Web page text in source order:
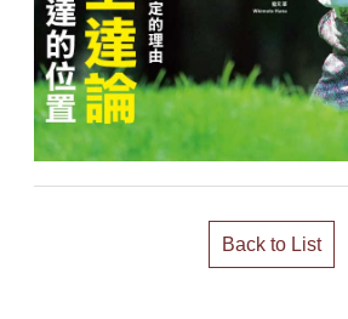
Back to List